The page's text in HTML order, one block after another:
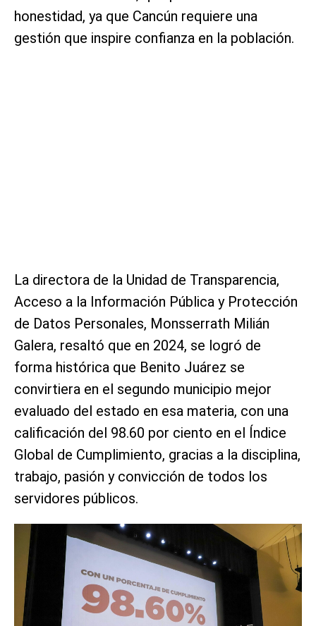
honestidad, ya que Cancún requiere una
gestión que inspire confianza en la población.
La directora de la Unidad de Transparencia,
Acceso a la Información Pública y Protección
de Datos Personales, Monsserrath Milián
Galera, resaltó que en 2024, se logró de
forma histórica que Benito Juárez se
convirtiera en el segundo municipio mejor
evaluado del estado en esa materia, con una
calificación del 98.60 por ciento en el Índice
Global de Cumplimiento, gracias a la disciplina,
trabajo, pasión y convicción de todos los
servidores públicos.